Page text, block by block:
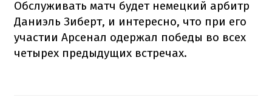
Обслуживать матч будет немецкий арбитр
Даниэль Зиберт, и интересно, что при его
участии Арсенал одержал победы во всех
четырех предыдущих встречах.